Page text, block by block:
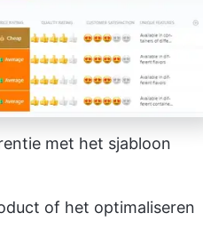
met het sjabloon
of het optimaliseren